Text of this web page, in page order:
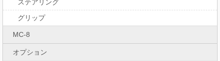
ステアリング
グリップ
MC-8
オプション